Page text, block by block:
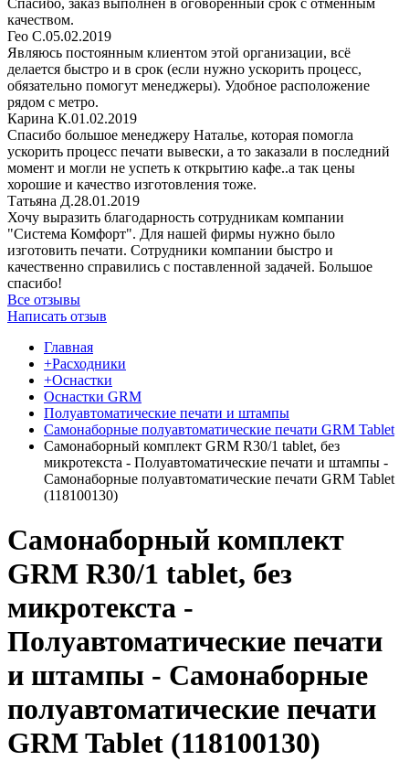
Спасибо, заказ выполнен в оговоренный срок с отменным
качеством.
Гео С.05.02.2019
Являюсь постоянным клиентом этой организации, всё
делается быстро и в срок (если нужно ускорить процесс,
обязательно помогут менеджеры). Удобное расположение
рядом с метро.
Карина К.01.02.2019
Спасибо большое менеджеру Наталье, которая помогла
ускорить процесс печати вывески, а то заказали в последний
момент и могли не успеть к открытию кафе..а так цены
хорошие и качество изготовления тоже.
Татьяна Д.28.01.2019
Хочу выразить благодарность сотрудникам компании
"Система Комфорт". Для нашей фирмы нужно было
изготовить печати. Сотрудники компании быстро и
качественно справились с поставленной задачей. Большое
спасибо!
Все отзывы
Написать отзыв
Главная
+Расходники
+Оснастки
Оснастки GRM
Полуавтоматические печати и штампы
Самонаборные полуавтоматические печати GRM Tablet
Самонаборный комплект GRM R30/1 tablet, без
микротекста - Полуавтоматические печати и штампы -
Самонаборные полуавтоматические печати GRM Tablet
(118100130)
Самонаборный комплект
GRM R30/1 tablet, без
микротекста -
Полуавтоматические печати
и штампы - Самонаборные
полуавтоматические печати
GRM Tablet (118100130)